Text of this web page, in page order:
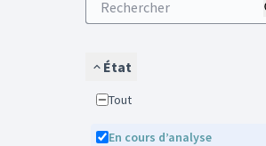
État
Tout
En cours d’analyse